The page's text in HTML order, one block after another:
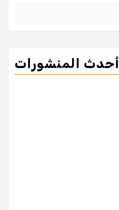
أحدث المنشورات